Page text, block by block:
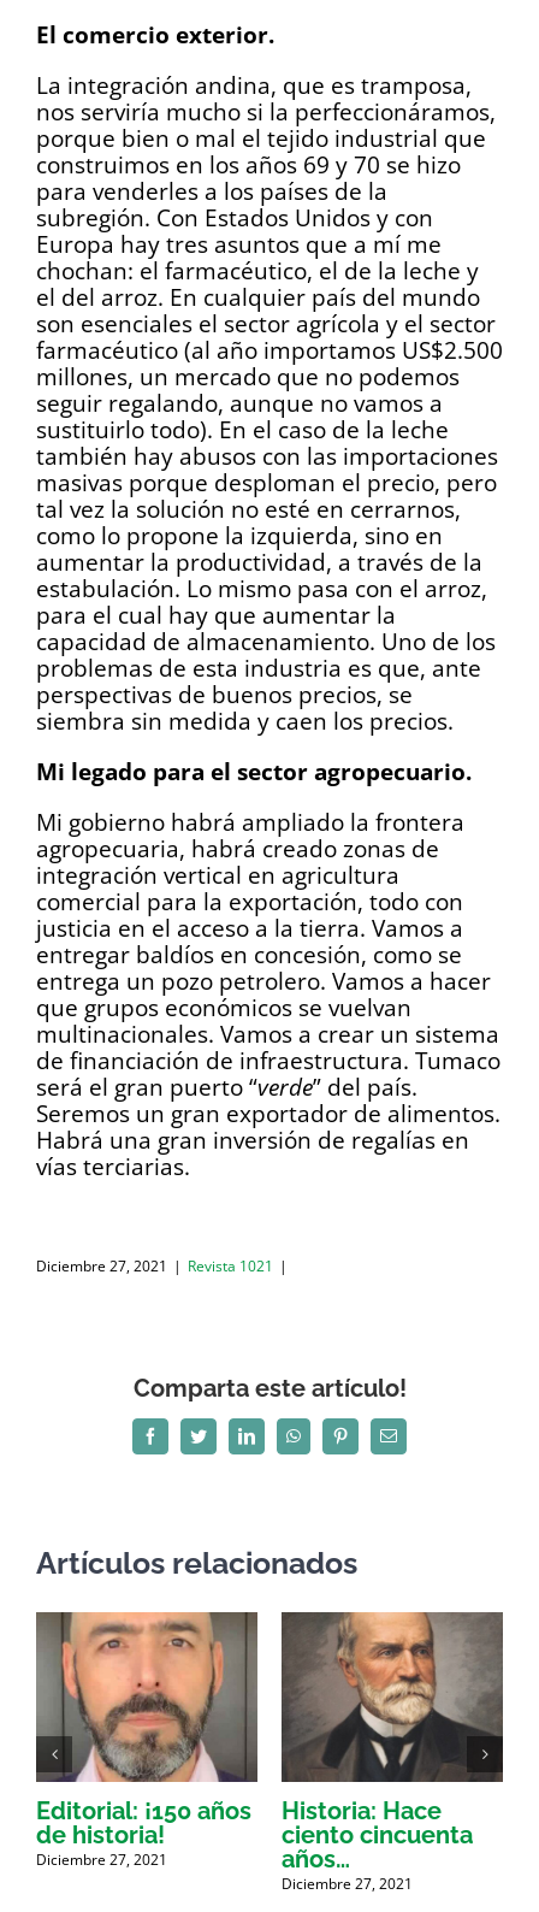
El comercio exterior.
La integración andina, que es tramposa,
nos serviría mucho si la perfeccionáramos,
porque bien o mal el tejido industrial que
construimos en los años 69 y 70 se hizo
para venderles a los países de la
subregión. Con Estados Unidos y con
Europa hay tres asuntos que a mí me
chochan: el farmacéutico, el de la leche y
el del arroz. En cualquier país del mundo
son esenciales el sector agrícola y el sector
farmacéutico (al año importamos US$2.500
millones, un mercado que no podemos
seguir regalando, aunque no vamos a
sustituirlo todo). En el caso de la leche
también hay abusos con las importaciones
masivas porque desploman el precio, pero
tal vez la solución no esté en cerrarnos,
como lo propone la izquierda, sino en
aumentar la productividad, a través de la
estabulación. Lo mismo pasa con el arroz,
para el cual hay que aumentar la
capacidad de almacenamiento. Uno de los
problemas de esta industria es que, ante
perspectivas de buenos precios, se
siembra sin medida y caen los precios.
Mi legado para el sector agropecuario.
Mi gobierno habrá ampliado la frontera
agropecuaria, habrá creado zonas de
integración vertical en agricultura
comercial para la exportación, todo con
justicia en el acceso a la tierra. Vamos a
entregar baldíos en concesión, como se
entrega un pozo petrolero. Vamos a hacer
que grupos económicos se vuelvan
multinacionales. Vamos a crear un sistema
de financiación de infraestructura. Tumaco
será el gran puerto “verde” del país.
Seremos un gran exportador de alimentos.
Habrá una gran inversión de regalías en
vías terciarias.
Diciembre 27, 2021 | Revista 1021 |
Comparta este artículo!
FacebookTwitterLinkedInWhatsAppPinterestCorreo
electrónico
Artículos relacionados
Editorial: ¡150 años
de historia!
Diciembre 27, 2021
Historia: Hace
ciento cincuenta
años…
Diciembre 27, 2021